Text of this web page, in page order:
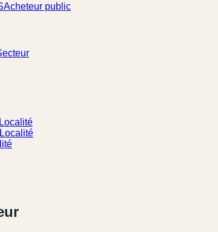
Acheteur public
Localité
Localité